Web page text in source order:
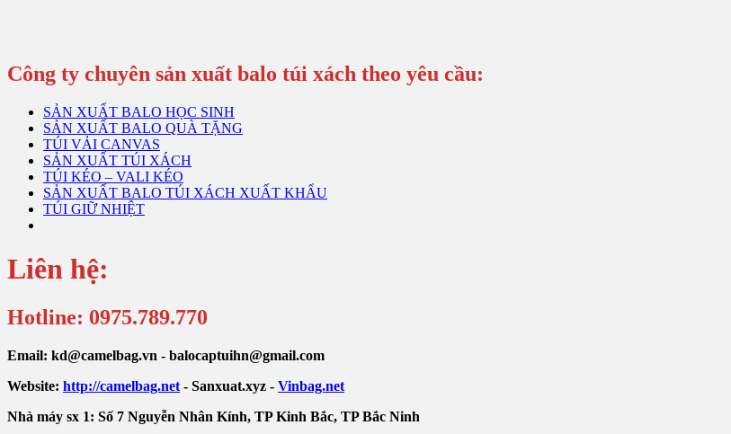
Công ty chuyên sản xuất balo túi xách theo yêu cầu:
SẢN XUẤT BALO HỌC SINH
SẢN XUẤT BALO QUÀ TẶNG
TÚI VẢI CANVAS
SẢN XUẤT TÚI XÁCH
TÚI KÉO – VALI KÉO
SẢN XUẤT BALO TÚI XÁCH XUẤT KHẨU
TÚI GIỮ NHIỆT
Liên hệ:
Hotline: 0975.789.770
Email: kd@camelbag.vn - balocaptuihn@gmail.com
Website: http://camelbag.net - Sanxuat.xyz - Vinbag.net
Nhà máy sx 1: Số 7 Nguyễn Nhân Kính, TP Kinh Bắc, TP Bắc Ninh